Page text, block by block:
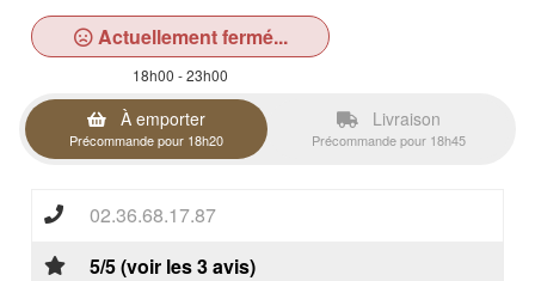
Actuellement fermé...
18h00 - 23h00
À emporter
Précommande pour 18h20
Livraison
Précommande pour 18h45
02.36.68.17.87
5/5 (voir les 3 avis)